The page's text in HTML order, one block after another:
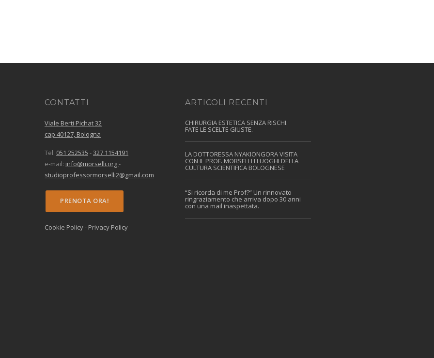
CONTATTI
Viale Berti Pichat 32
cap 40127, Bologna
Tel: 051 252535 -327 1154191
e-mail: info@morselli.org-
studioprofessormorselli2@gmail.com
PRENOTA ORA!
Cookie Policy- Privacy Policy
ARTICOLI RECENTI
CHIRURGIA ESTETICA SENZA RISCHI.
FATE LE SCELTE GIUSTE.
LA DOTTORESSA NYAKIONGORA VISITA
CON IL PROF. MORSELLI I LUOGHI DELLA
CULTURA SCIENTIFICA BOLOGNESE
“Si ricorda di me Prof?” Un rinnovato
ringraziamento che arriva dopo 30 anni
con una mail inaspettata.